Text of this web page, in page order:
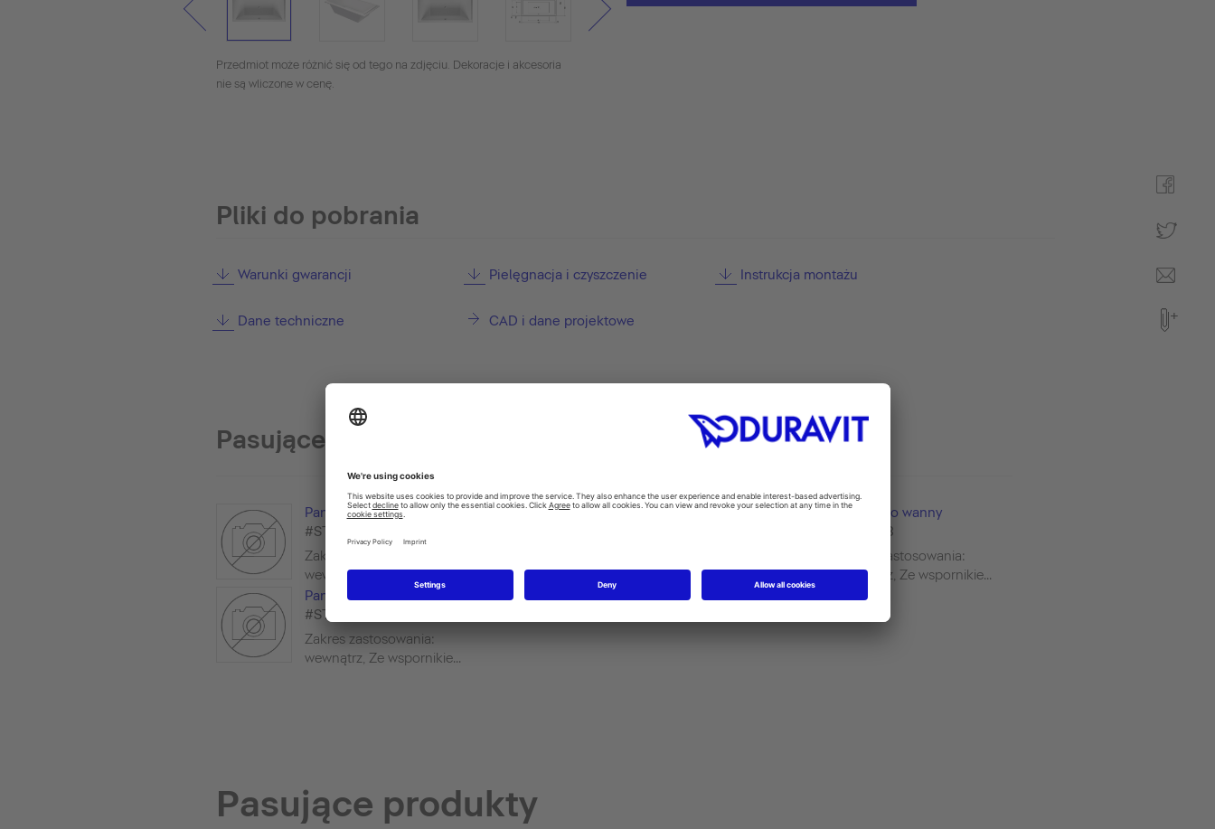
Przedmiot może różnić się od tego na zdjęciu. Dekoracje i akcesoria
nie są wliczone w cenę.
Pliki do pobrania
Warunki gwarancji Pielęgnacja i czyszczenie Instrukcja montażu
Dane techniczne CAD i dane projektowe
Pasujące pokrywy wannowe
Panele do wanny
#ST8942
Zakres zastosowania:
wewnątrz, Ze wspornikie...
Panele do wanny
wewnątrz, Ze wspornikie...
Panele do wanny
#ST8903
Zakres zastosowania:
wewnątrz, Ze wspornikie...
Panele do wanny
#ST8905
Zakres zastosowania:
wewnątrz, Ze wspornikie...
Pasujące produkty